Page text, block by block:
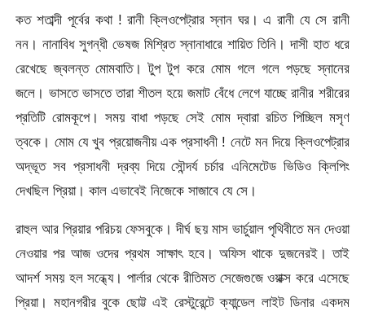
কত শতাব্দী পূর্বের কথা ! রানী ক্লিওপেট্রার স্নান ঘর। এ রানী যে সে রানী
নন। নানাবিধ সুগন্ধী ভেষজ মিশ্রিত স্নানাধারে শায়িত তিনি। দাসী হাত ধরে
রেখেছে জ্বলন্ত মোমবাতি। টুপ টুপ করে মোম গলে গলে পড়ছে স্নানের
জলে। ভাসতে ভাসতে তারা শীতল হয়ে জমাট বেঁধে লেগে যাচ্ছে রানীর শরীরের
প্রতিটি রোমকূপে। সময় বাধা পড়ছে সেই মোম দ্বারা রচিত পিচ্ছিল মসৃণ
ত্বকে। মোম যে খুব প্রয়োজনীয় এক প্রসাধনী ! নেটে মন দিয়ে ক্লিওপেট্রার
অদ্ভূত সব প্রসাধনী দ্রব্য দিয়ে সৌন্দর্য চর্চার এনিমেটেড ভিডিও ক্লিপিং
দেখছিল প্রিয়া। কাল এভাবেই নিজেকে সাজাবে যে সে।
রাহুল আর প্রিয়ার পরিচয় ফেসবুকে। দীর্ঘ ছয় মাস ভার্চুয়াল পৃথিবীতে মন দেওয়া
নেওয়ার পর আজ ওদের প্রথম সাক্ষাৎ হবে। অফিস থাকে দুজনেরই। তাই
আদর্শ সময় হল সন্ধ্যে। পার্লার থেকে রীতিমত সেজেগুজে ওয়াক্স করে এসেছে
প্রিয়া। মহানগরীর বুকে ছোট্ট এই রেস্টুরেন্টে ক্যান্ডেল লাইট ডিনার একদম